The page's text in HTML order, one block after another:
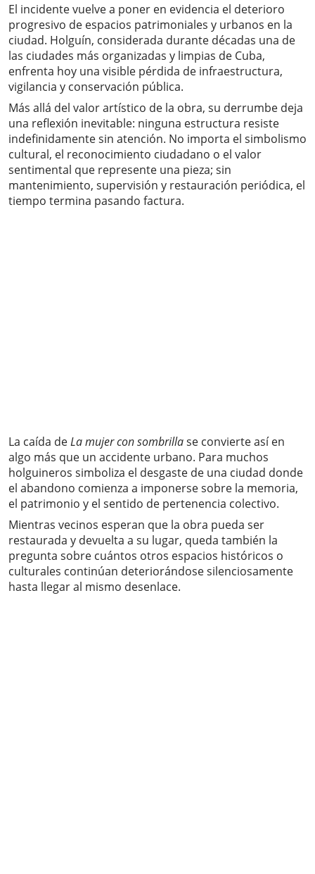
El incidente vuelve a poner en evidencia el deterioro
progresivo de espacios patrimoniales y urbanos en la
ciudad. Holguín, considerada durante décadas una de
las ciudades más organizadas y limpias de Cuba,
enfrenta hoy una visible pérdida de infraestructura,
vigilancia y conservación pública.
Más allá del valor artístico de la obra, su derrumbe deja
una reflexión inevitable: ninguna estructura resiste
indefinidamente sin atención. No importa el simbolismo
cultural, el reconocimiento ciudadano o el valor
sentimental que represente una pieza; sin
mantenimiento, supervisión y restauración periódica, el
tiempo termina pasando factura.
La caída deLa mujer con sombrillase convierte así en
algo más que un accidente urbano. Para muchos
holguineros simboliza el desgaste de una ciudad donde
el abandono comienza a imponerse sobre la memoria,
el patrimonio y el sentido de pertenencia colectivo.
Mientras vecinos esperan que la obra pueda ser
restaurada y devuelta a su lugar, queda también la
pregunta sobre cuántos otros espacios históricos o
culturales continúan deteriorándose silenciosamente
hasta llegar al mismo desenlace.